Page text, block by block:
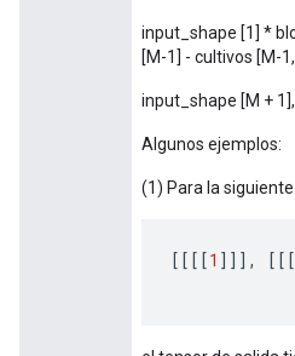
input_shape [1] *
[M-1] - cultivos [M-
input_shape [M +
Algunos ejemplos:
(1) Para la
[[[[1 ]]], [[[